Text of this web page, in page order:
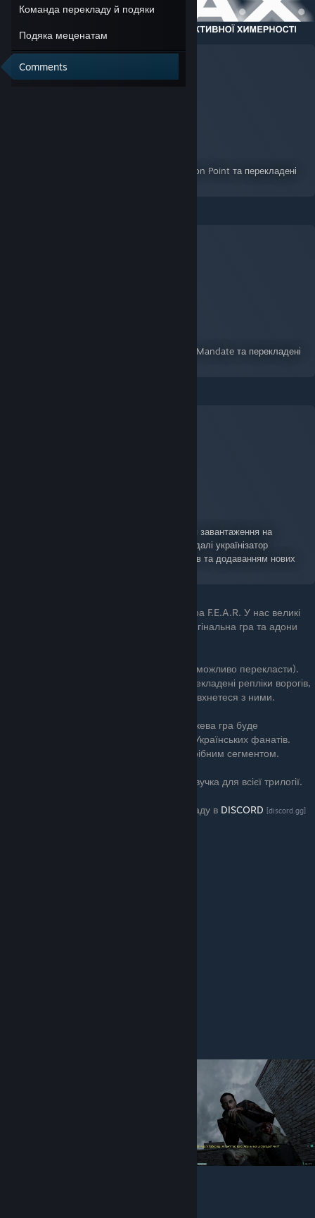
Команда перекладу й подяки
Подяка меценатам
Comments
Повна текстова локалізація F.E.A.R. Extraction Point та перекладені
Повна текстова локалізація F.E.A.R. Perseus Mandate та перекладені
Українізатор до FEAR 2 тепер доступний для завантаження на
NexusMods. Повна текстова локалізація, надалі українізатор
оновлюватиметься за відгуками користувачів та додаванням нових
Дякую, що завітали в посібник Українізатора F.E.A.R. У нас великі
плани на переклад усієї трилогії серії. Оригінальна гра та адони
Керування геймпада та мережевої гри (неможливо перекласти).
Не виключено, що були пропущені не перекладені репліки ворогів,
будь ласка, повідомте про них, якщо зіштовхнетеся з ними.
На жаль, мережева гра, не працює. Мережева гра буде
перекладена, якщо він буде живий серед Українських фанатів.
Інакше нема сенсу працювати над не потрібним сегментом.
У майбутньому обов’язково планується озвучка для всієї трилогії.
Слідкуйте за новинами оновлення перекладу в DISCORD [discord.gg]